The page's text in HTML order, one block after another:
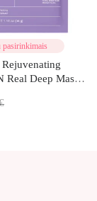
pasirinkimais
Real Deep Mask